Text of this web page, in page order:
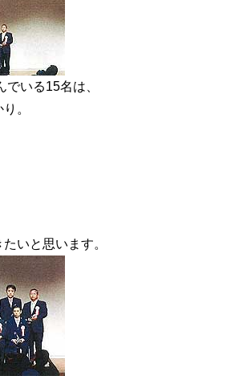
いる15名は、
。
いと思います。